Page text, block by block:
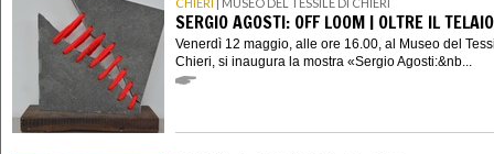
CHIERI | MUSEO DEL TESSILE DI CHIERI
SERGIO AGOSTI: OFF LOOM | OLTRE IL TELAIO
Venerdì 12 maggio, alle ore 16.00, al Museo del
Chieri, si inaugura la mostra «Sergio Agosti:&nb...